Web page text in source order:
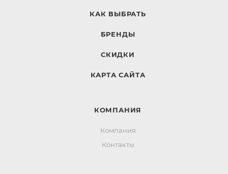
КАК ВЫБРАТЬ
БРЕНДЫ
СКИДКИ
КАРТА САЙТА
КОМПАНИЯ
Компания
Контакты